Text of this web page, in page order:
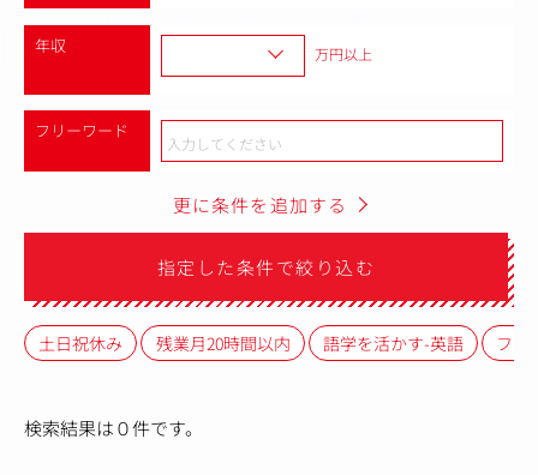
年収 万円以上
フリーワード
更に条件を追加する
指定した条件で絞り込む
土日祝休み 残業月20時間以内 語学を活かす-英語 フレ
検索結果は０件です。